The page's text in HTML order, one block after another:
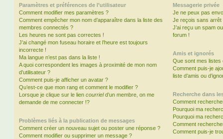
Paramètres et préférences de l’utilisateur
Comment modifier mes paramètres ?
Comment empêcher mon nom d’apparaître dans la liste des
membres connectés ?
Les heures ne sont pas correctes !
J’ai changé mon fuseau horaire et l’heure est toujours
incorrecte !
Ma langue n’est pas dans la liste !
A quoi correspondent les images à proximité de mon nom
d’utilisateur ?
Comment puis-je afficher un avatar ?
Qu’est-ce que mon rang et comment le modifier ?
Lorsque je clique sur le lien courrield’un membre, on me
demande de me connecter !?
Problèmes liés à la publication de messages
Comment créer un nouveau sujet ou poster une réponse ?
Comment modifier ou supprimer un message ?
Messagerie privée
Je ne peux pas
Je reçois sans arrêt
J’ai reçu un spam
forum !
Amis et ignorés
Que sont mes listes
Comment puis-je
liste d’amis ou
Recherche dans
Comment
Pourquoi ma
Pourquoi ma
Comment
Comment puis-je